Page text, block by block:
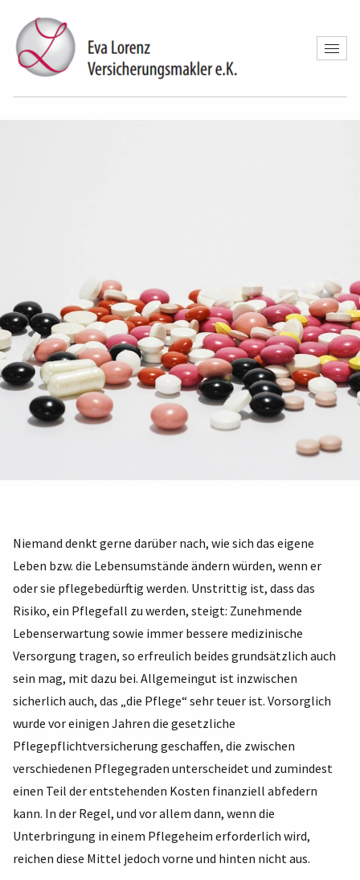
Niemand denkt gerne darüber nach, wie sich das eigene
Leben bzw. die Lebensumstände ändern würden, wenn er
oder sie pflegebedürftig werden. Unstrittig ist, dass das
Risiko, ein Pflegefall zu werden, steigt: Zunehmende
Lebenserwartung sowie immer bessere medizinische
Versorgung tragen, so erfreulich beides grundsätzlich auch
sein mag, mit dazu bei. Allgemeingut ist inzwischen
sicherlich auch, das „die Pflege“ sehr teuer ist. Vorsorglich
wurde vor einigen Jahren die gesetzliche
Pflegepflichtversicherung geschaffen, die zwischen
verschiedenen Pflegegraden unterscheidet und zumindest
einen Teil der entstehenden Kosten finanziell abfedern
kann. In der Regel, und vor allem dann, wenn die
Unterbringung in einem Pflegeheim erforderlich wird,
reichen diese Mittel jedoch vorne und hinten nicht aus.